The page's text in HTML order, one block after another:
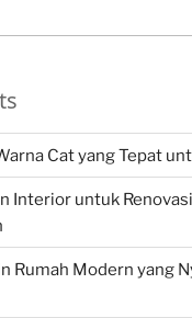
Cat yang Tepat
Interior untuk
Rumah Modern yang